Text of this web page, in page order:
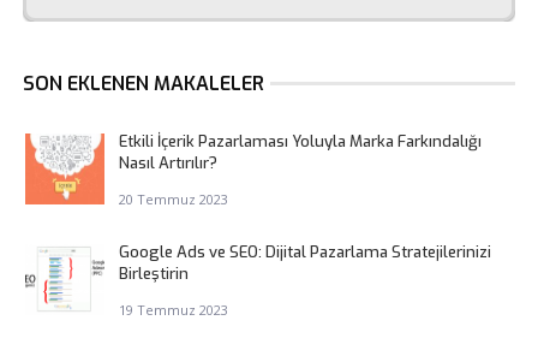
SON EKLENEN MAKALELER
Etkili İçerik Pazarlaması Yoluyla Marka Farkındalığı
Nasıl Artırılır?
20 Temmuz 2023
Google Ads ve SEO: Dijital Pazarlama Stratejilerinizi
Birleştirin
19 Temmuz 2023